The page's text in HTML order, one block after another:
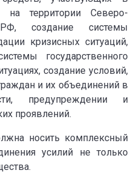
на территории Северо-
создание системы
кризисных ситуаций,
государственного
создание условий,
и их объединений в
предупреждении и
проявлений.
носить комплексный
усилий не только